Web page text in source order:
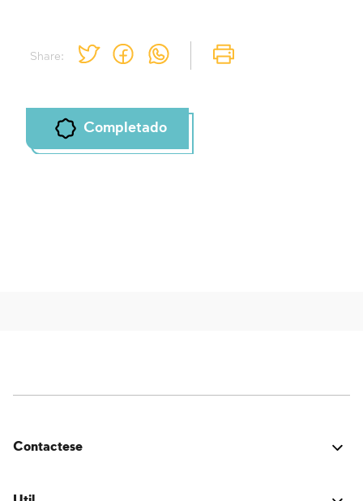
Share:
Completado
Contactese
una idea para mejorar? ¡Nos encantaría saber de ti!